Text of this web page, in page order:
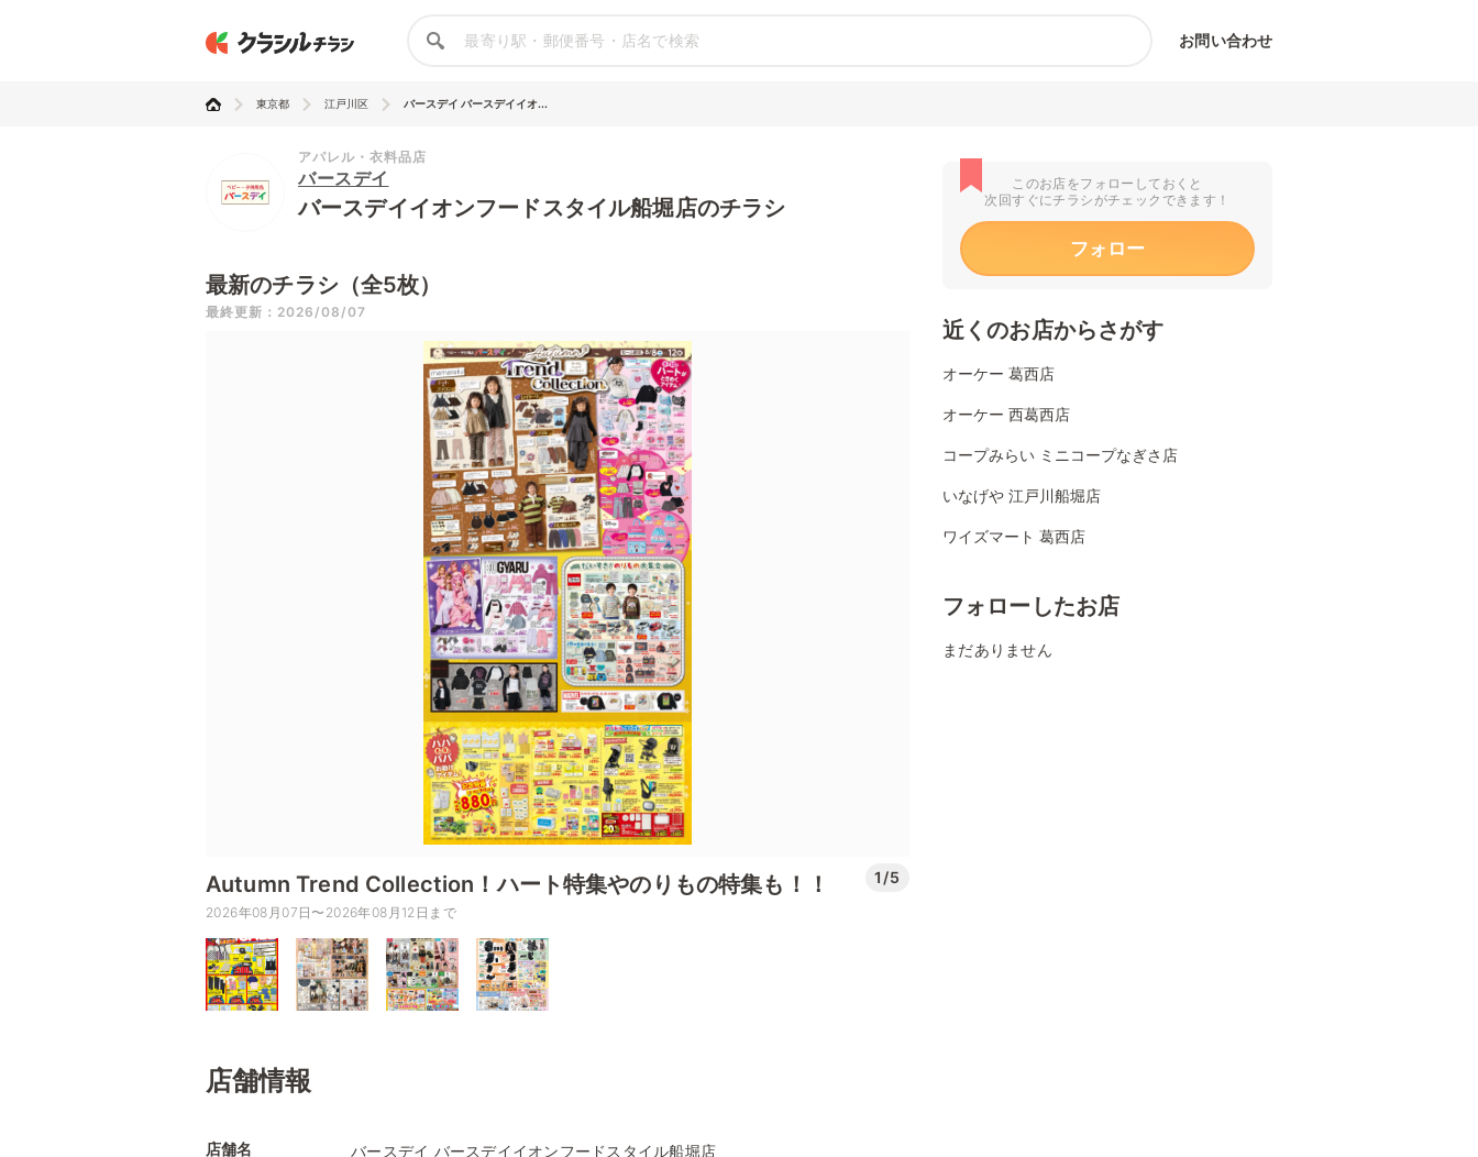
お問い合わせ
東京都 江戸川区 バースデイ バースデイイオ...
アパレル・衣料品店
バースデイ
バースデイイオンフードスタイル船堀店のチラシ
最新のチラシ（全5枚）
最終更新：2026/08/07
Autumn Trend Collection！ハート特集やのりもの特集も！！ 1/5
2026年08月07日〜2026年08月12日まで
店舗情報
店舗名 バースデイ バースデイイオンフードスタイル船堀店
このお店をフォローしておくと
次回すぐにチラシがチェックできます！
フォロー
近くのお店からさがす
オーケー 葛西店
オーケー 西葛西店
コープみらい ミニコープなぎさ店
いなげや 江戸川船堀店
ワイズマート 葛西店
フォローしたお店
まだありません